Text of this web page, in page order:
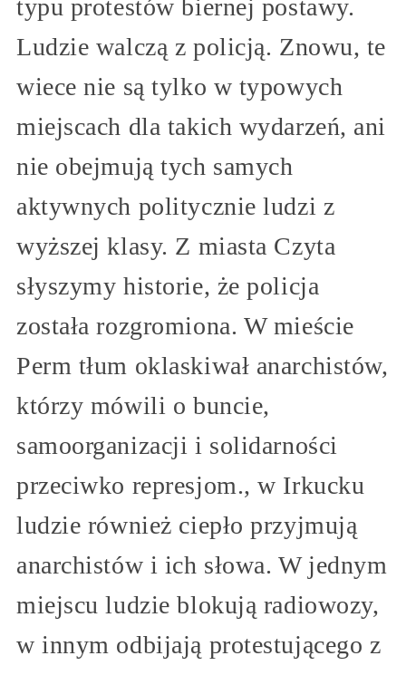
typu protestów biernej postawy.
Ludzie walczą z policją. Znowu, te
wiece nie są tylko w typowych
miejscach dla takich wydarzeń, ani
nie obejmują tych samych
aktywnych politycznie ludzi z
wyższej klasy. Z miasta Czyta
słyszymy historie, że policja
została rozgromiona. W mieście
Perm tłum oklaskiwał anarchistów,
którzy mówili o buncie,
samoorganizacji i solidarności
przeciwko represjom., w Irkucku
ludzie również ciepło przyjmują
anarchistów i ich słowa. W jednym
miejscu ludzie blokują radiowozy,
w innym odbijają protestującego z